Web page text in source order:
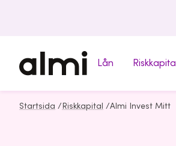
Lån Riskkapital
Startsida / Riskkapital /Almi Invest Mitt